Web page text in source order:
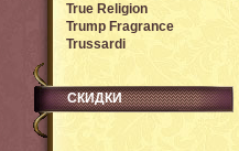
True Religion
Trump Fragrance
Trussardi
СКИДКИ